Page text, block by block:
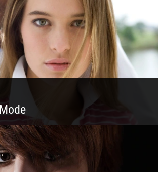
Damenmode | Hochwertige
Moderne Kollektionen |